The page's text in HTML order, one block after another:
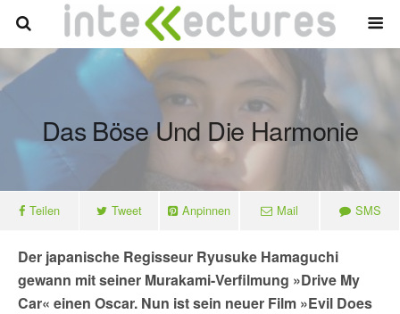
Das Böse Und Die Harmonie
Teilen Tweet Anpinnen Mail SMS
Der japanische Regisseur Ryusuke Hamaguchi
gewann mit seiner Murakami-Verfilmung »Drive My
Car« einen Oscar. Nun ist sein neuer Film »Evil Does